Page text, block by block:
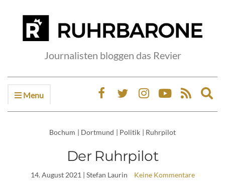
Journalisten bloggen das Revier
Menu
Bochum | Dortmund | Politik | Ruhrpilot
Der Ruhrpilot
14. August 2021 | Stefan Laurin Keine Kommentare